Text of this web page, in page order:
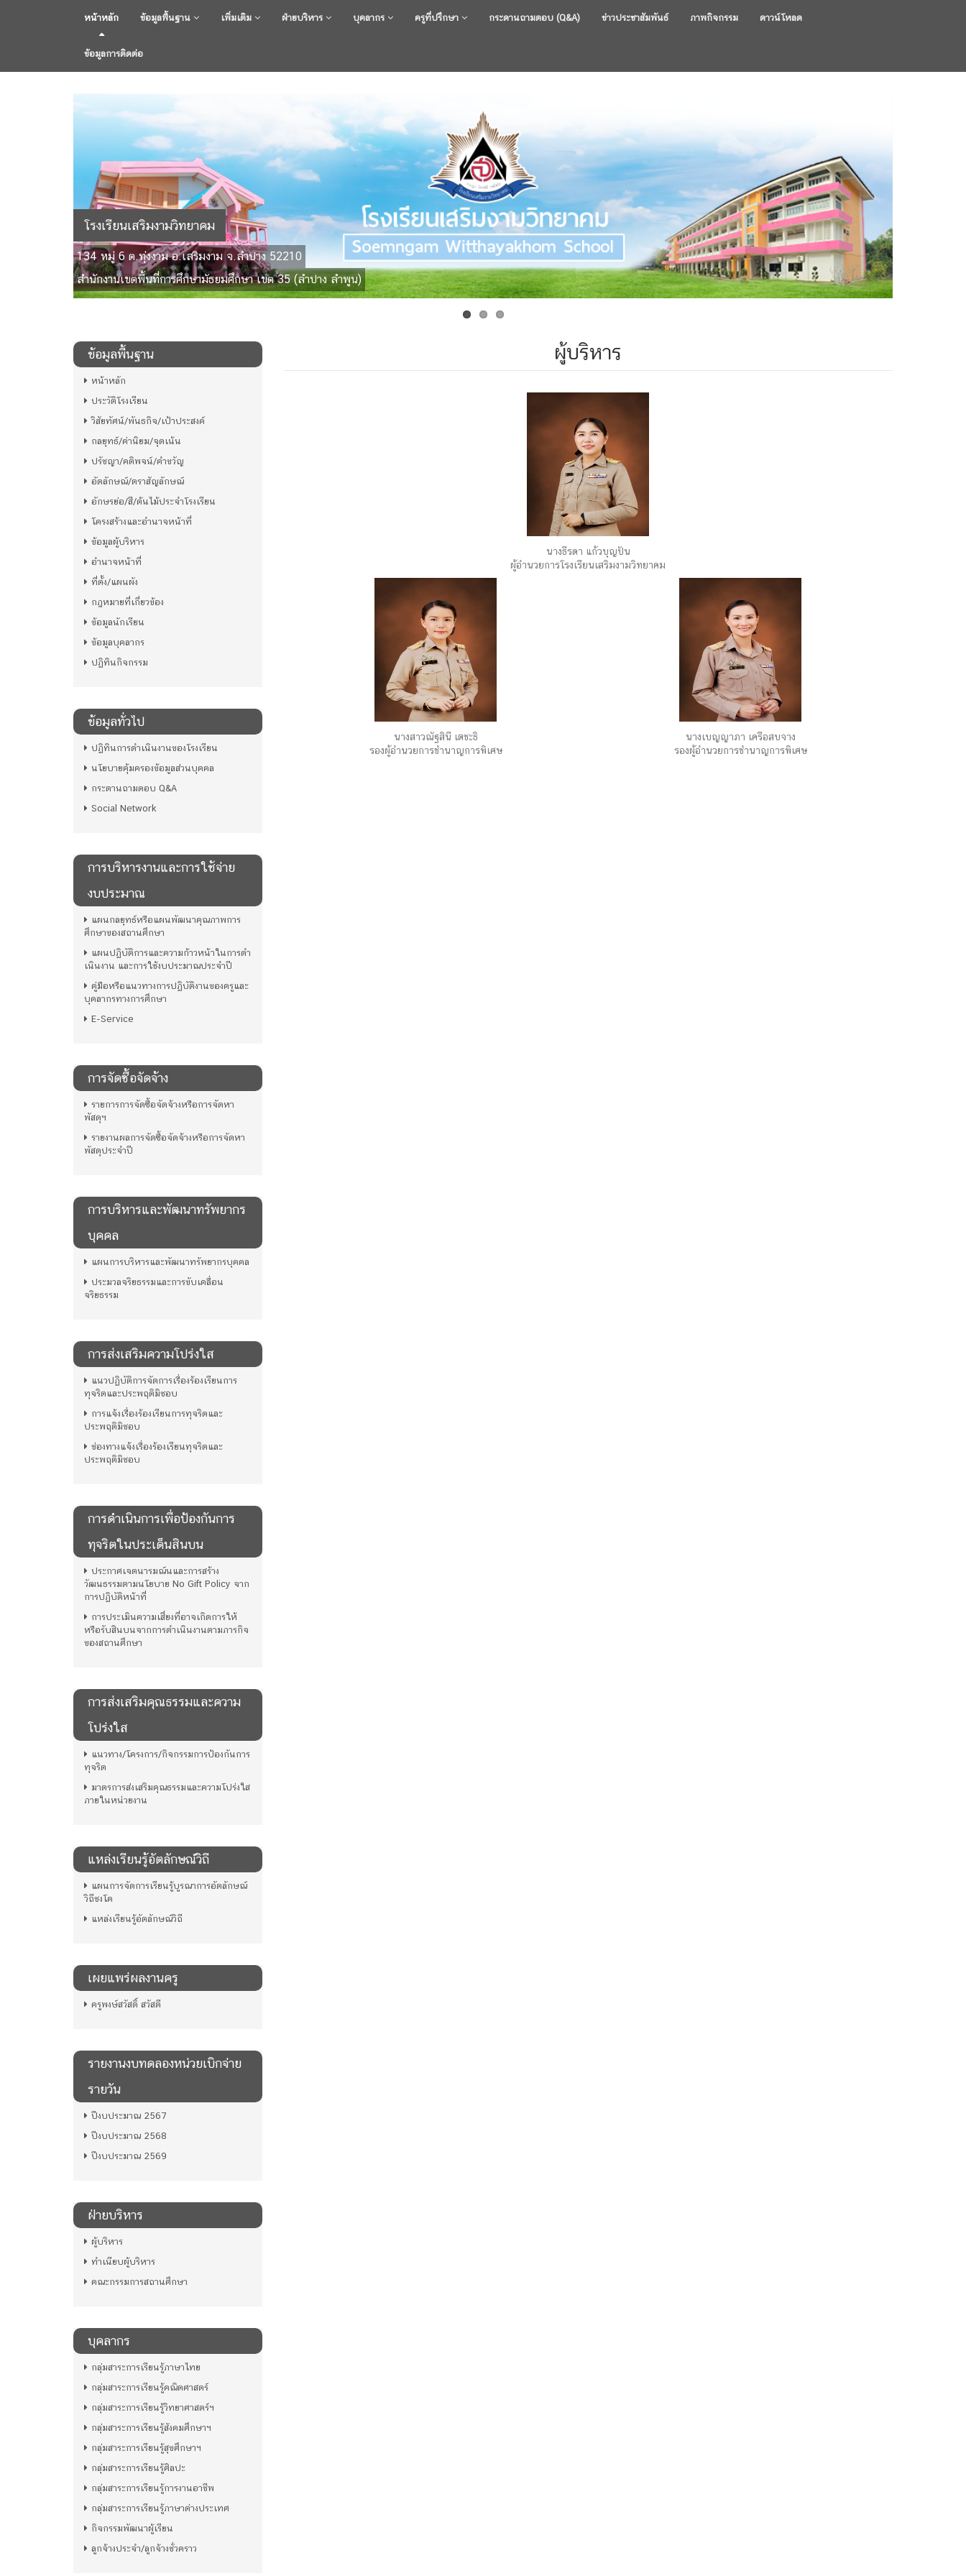
หน้าหลัก ข้อมูลพื้นฐาน เพิ่มเติม ฝ่ายบริหาร บุคลากร ครูที่ปรึกษา กระดานถามตอบ (Q&A) ข่าวประชาสัมพันธ์ ภาพกิจกรรม ดาวน์โหลด
ข้อมูลการติดต่อ
โรงเรียนเสริมงามวิทยาคม
134 หมู่ 6 ต.ทุ่งงาม อ.เสริมงาม จ.ลำปาง 52210
สำนักงานเขตพื้นที่การศึกษามัธยมศึกษา เขต 35 (ลำปาง ลำพูน)
ข้อมูลพื้นฐาน
หน้าหลัก
ประวัติโรงเรียน
วิสัยทัศน์/พันธกิจ/เป้าประสงค์
กลยุทธ์/ค่านิยม/จุดเน้น
ปรัชญา/คติพจน์/คำขวัญ
อัตลักษณ์/ตราสัญลักษณ์
อักษรย่อ/สี/ต้นไม้ประจำโรงเรียน
โครงสร้างและอำนาจหน้าที่
ข้อมูลผู้บริหาร
อำนาจหน้าที่
ที่ตั้ง/แผนผัง
กฎหมายที่เกี่ยวข้อง
ข้อมูลนักเรียน
ข้อมูลบุคลากร
ปฏิทินกิจกรรม
ข้อมูลทั่วไป
ปฏิทินการดำเนินงานของโรงเรียน
นโยบายคุ้มครองข้อมูลส่วนบุคคล
กระดานถามตอบ Q&A
Social Network
การบริหารงานและการใช้จ่าย
งบประมาณ
แผนกลยุทธ์หรือแผนพัฒนาคุณภาพการ
ศึกษาของสถานศึกษา
แผนปฏิบัติการและความก้าวหน้าในการดํา
เนินงาน และการใช้งบประมาณประจําปี
คู่มือหรือแนวทางการปฏิบัติงานของครูและ
บุคลากรทางการศึกษา
E-Service
การจัดซื้อจัดจ้าง
รายการการจัดซื้อจัดจ้างหรือการจัดหา
พัสดุฯ
รายงานผลการจัดซื้อจัดจ้างหรือการจัดหา
พัสดุประจำปี
การบริหารและพัฒนาทรัพยากร
บุคคล
แผนการบริหารและพัฒนาทรัพยากรบุคคล
ประมวลจริยธรรมและการขับเคลื่อน
จริยธรรม
การส่งเสริมความโปร่งใส
แนวปฏิบัติการจัดการเรื่องร้องเรียนการ
ทุจริตและประพฤติมิชอบ
การแจ้งเรื่องร้องเรียนการทุจริตและ
ประพฤติมิชอบ
ช่องทางแจ้งเรื่องร้องเรียนทุจริตและ
ประพฤติมิชอบ
การดําเนินการเพื่อป้องกันการ
ทุจริตในประเด็นสินบน
ประกาศเจตนารมณ์นและการสร้าง
วัฒนธรรมตามนโยบาย No Gift Policy จาก
การปฏิบัติหน้าที่
การประเมินความเสี่ยงที่อาจเกิดการให้
หรือรับสินบนจากการดำเนินงานตามภารกิจ
ของสถานศึกษา
การส่งเสริมคุณธรรมและความ
โปร่งใส
แนวทาง/โครงการ/กิจกรรมการป้องกันการ
ทุจริต
มาตรการส่งเสริมคุณธรรมและความโปร่งใส
ภายในหน่วยงาน
แหล่งเรียนรู้อัตลักษณ์วิถี
แผนการจัดการเรียนรู้บูรณาการอัตลักษณ์
วิถีชงโค
แหล่งเรียนรู้อัตลักษณ์วิถี
เผยแพร่ผลงานครู
ครูพงษ์สวัสดิ์ สวัสดี
รายงานงบทดลองหน่วยเบิกจ่าย
รายวัน
ปีงบประมาณ 2567
ปีงบประมาณ 2568
ปีงบประมาณ 2569
ฝ่ายบริหาร
ผู้บริหาร
ทำเนียบผู้บริหาร
คณะกรรมการสถานศึกษา
บุคลากร
กลุ่มสาระการเรียนรู้ภาษาไทย
กลุ่มสาระการเรียนรู้คณิตศาสตร์
กลุ่มสาระการเรียนรู้วิทยาศาสตร์ฯ
กลุ่มสาระการเรียนรู้สังคมศึกษาฯ
กลุ่มสาระการเรียนรู้สุขศึกษาฯ
กลุ่มสาระการเรียนรู้ศิลปะ
กลุ่มสาระการเรียนรู้การงานอาชีพ
กลุ่มสาระการเรียนรู้ภาษาต่างประเทศ
กิจกรรมพัฒนาผู้เรียน
ลูกจ้างประจำ/ลูกจ้างชั่วคราว
ผู้บริหาร
นางธีรดา แก้วบุญปัน
ผู้อำนวยการโรงเรียนเสริมงามวิทยาคม
นางสาวณัฐสินี เตชะธิ
รองผู้อำนวยการชำนาญการพิเศษ
นางเบญญาภา เครือสบจาง
รองผู้อำนวยการชำนาญการพิเศษ